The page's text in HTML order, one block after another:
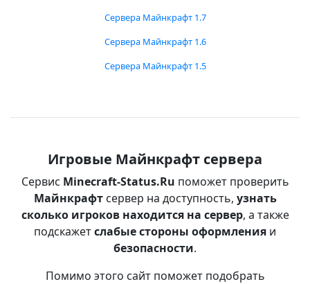
Сервера Майнкрафт 1.7
Сервера Майнкрафт 1.6
Сервера Майнкрафт 1.5
Игровые Майнкрафт сервера
Сервис Minecraft-Status.Ru поможет проверить
Майнкрафтсервер на доступность, узнать
сколько игроков находится на сервер, а также
подскажетслабые стороны оформления и
безопасности.
Помимо этого сайт поможет подобрать